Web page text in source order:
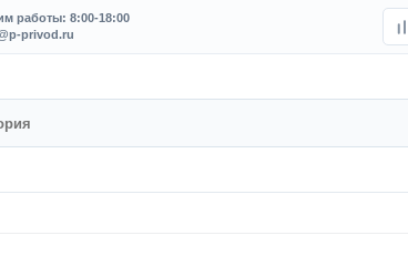
работы: 8:00-18:00
privod.ru